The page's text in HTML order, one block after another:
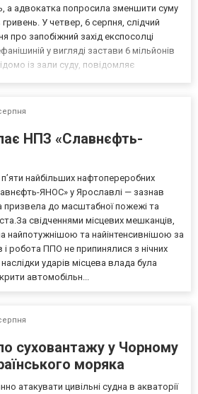
а адвокатка попросила зменшити суму
У четвер, 6 серпня, слідчий
про запобіжний захід експосолці
у вигляді застави 6 мільйонів
із зали суду, повідомляє
НПЗ «Славнєфть-
п’яти найбільших нафтопереробних
ЯНОС» у Ярославлі — зазнав
призвела до масштабної пожежі та
свідченнями місцевих мешканців,
найпотужнішою та найінтенсивнішою за
і робота ППО не припинялися з нічних
ударів місцева влада була
автомобільн...
суховантажу у Чорному
моряка
атакувати цивільні судна в акваторії